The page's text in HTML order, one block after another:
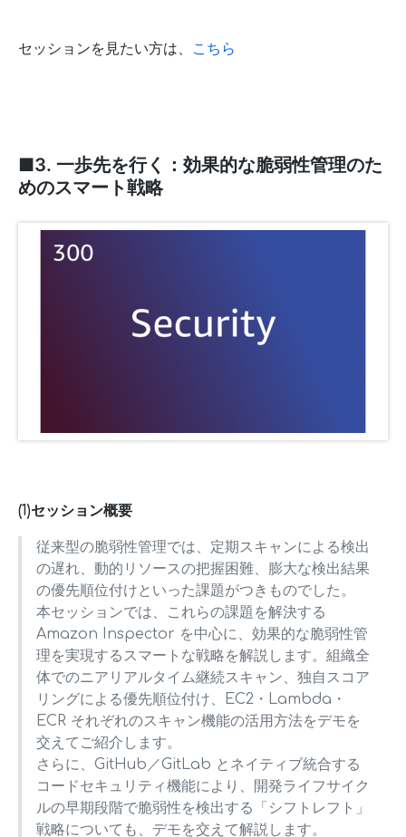
セッションを見たい方は、 こちら
■3. 一歩先を行く：効果的な脆弱性管理のた
めのスマート戦略
(1)セッション概要
従来型の脆弱性管理では、定期スキャンによる検出
の遅れ、動的リソースの把握困難、膨大な検出結果
の優先順位付けといった課題がつきものでした。
本セッションでは、これらの課題を解決する
Amazon Inspector を中心に、効果的な脆弱性管
理を実現するスマートな戦略を解説します。組織全
体でのニアリアルタイム継続スキャン、独自スコア
リングによる優先順位付け、EC2・Lambda・
ECR それぞれのスキャン機能の活用方法をデモを
交えてご紹介します。
さらに、GitHub／GitLab とネイティブ統合する
コードセキュリティ機能により、開発ライフサイク
ルの早期段階で脆弱性を検出する「シフトレフト」
戦略についても、デモを交えて解説します。